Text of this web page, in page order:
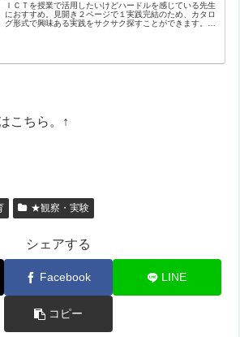
ＩＣＴを授業で活用したいけどハードルを感じている先生
におすすめ。見開き２ページで１実践完結のため、カタロ
グ形式で興味ある実践をサクサク探すことができます。バ
こちら。↑
★観察・実験
シェアする
Facebook LINE
コピー